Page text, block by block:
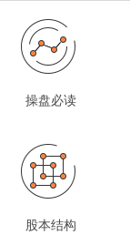
操盘必读
股本结构